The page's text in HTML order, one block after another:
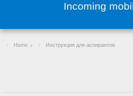
Incoming
Home Инструкция для аспирантов